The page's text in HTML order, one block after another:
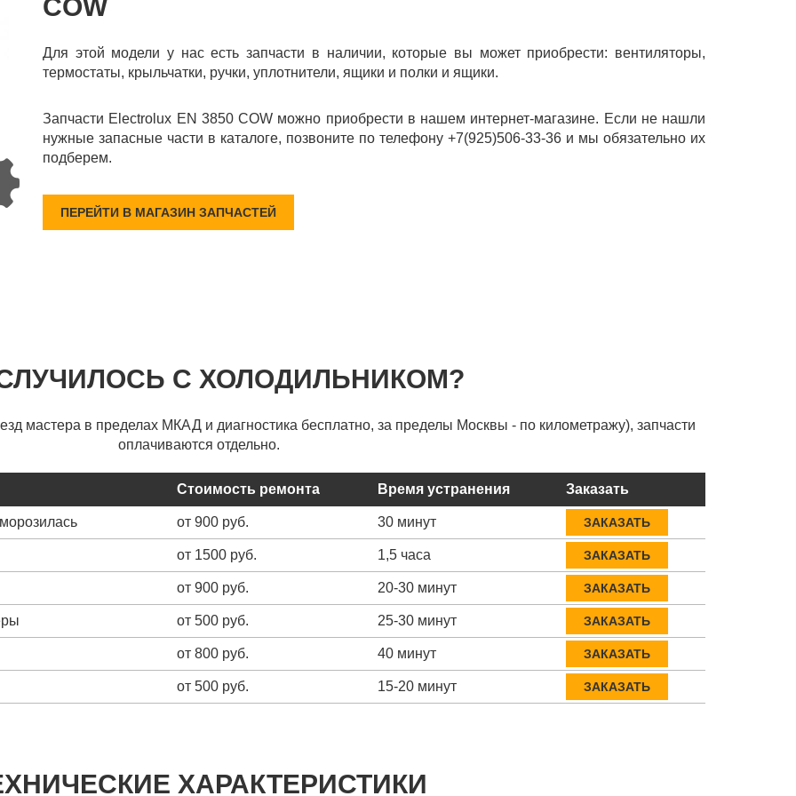
COW
Для этой модели у нас есть запчасти в наличии, которые вы может приобрести: вентиляторы,
термостаты, крыльчатки, ручки, уплотнители, ящики и полки и ящики.
Запчасти Electrolux EN 3850 COW можно приобрести в нашем интернет-магазине. Если не нашли
нужные запасные части в каталоге, позвоните по телефону +7(925)506-33-36 и мы обязательно их
подберем.
ПЕРЕЙТИ В МАГАЗИН ЗАПЧАСТЕЙ
С ХОЛОДИЛЬНИКОМ?
мастера в пределах МКАД и диагностика бесплатно, за пределы Москвы - по километражу), запчасти
оплачиваются отдельно.
Стоимость ремонта Время устранения Заказать
от 900 руб. 30 минут ЗАКАЗАТЬ
от 1500 руб. 1,5 часа ЗАКАЗАТЬ
от 900 руб. 20-30 минут ЗАКАЗАТЬ
от 500 руб. 25-30 минут ЗАКАЗАТЬ
от 800 руб. 40 минут ЗАКАЗАТЬ
от 500 руб. 15-20 минут ЗАКАЗАТЬ
ХАРАКТЕРИСТИКИ